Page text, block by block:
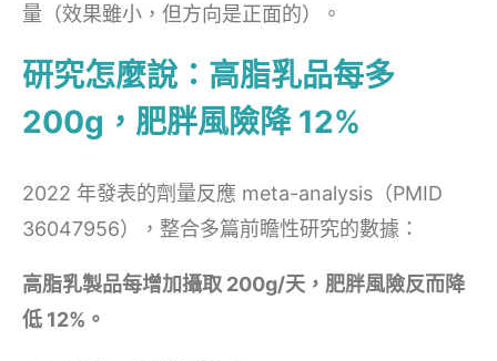
量（效果雖小，但方向是正面的）。
研究怎麼說：高脂乳品每多
200g，肥胖風險降 12%
2022 年發表的劑量反應 meta-analysis（PMID
36047956），整合多篇前瞻性研究的數據：
高脂乳製品每增加攝取 200g/天，肥胖風險反而降
低 12%。